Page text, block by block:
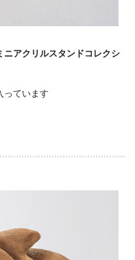
アクリルスタンドコレクシ
っています